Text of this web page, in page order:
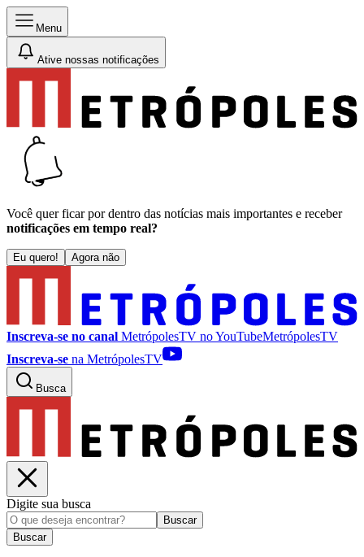
Menu
Ative nossas notificações
Você quer ficar por dentro das notícias mais importantes e receber
notificações em tempo real?
Eu quero! Agora não
Inscreva-se no canal MetrópolesTV noYouTubeMetrópolesTV
Inscreva-se na MetrópolesTV
Busca
Digite sua busca
Buscar
Buscar